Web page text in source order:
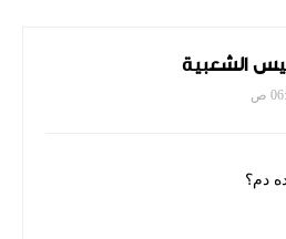
الشعبية
دم؟